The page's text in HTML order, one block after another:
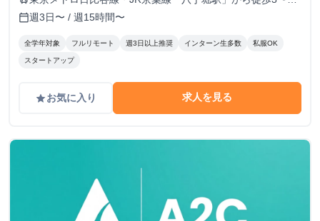
分
calendar_today週3日〜 / 週15時間〜
全学年対象 フルリモート 週3日以上推奨 インターン生多数 私服OK
スタートアップ
gradeお気に入り 求人を見る